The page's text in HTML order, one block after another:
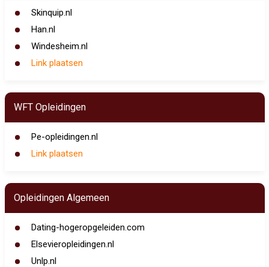
Skinquip.nl
Han.nl
Windesheim.nl
Link plaatsen
WFT Opleidingen
Pe-opleidingen.nl
Link plaatsen
Opleidingen Algemeen
Dating-hogeropgeleiden.com
Elsevieropleidingen.nl
Unlp.nl